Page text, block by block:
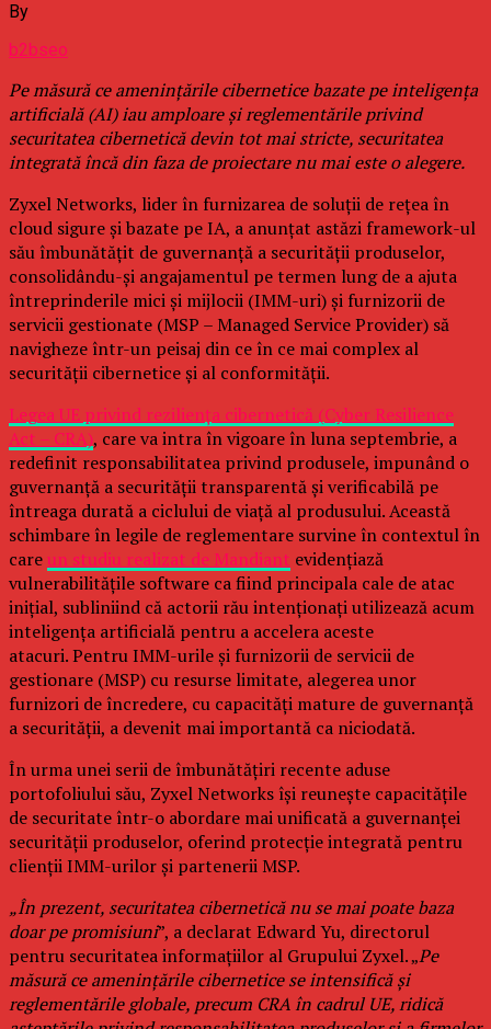
By
b2bseo
Pe măsură ce amenințările cibernetice bazate pe inteligența
artificială (AI) iau amploare și reglementările privind
securitatea cibernetică devin tot mai stricte, securitatea
integrată încă din faza de proiectare nu mai este o alegere.
Zyxel Networks, lider în furnizarea de soluții de rețea în
cloud sigure și bazate pe IA, a anunțat astăzi framework-ul
său îmbunătățit de guvernanță a securității produselor,
consolidându-și angajamentul pe termen lung de a ajuta
întreprinderile mici și mijlocii (IMM-uri) și furnizorii de
servicii gestionate (MSP – Managed Service Provider) să
navigheze într-un peisaj din ce în ce mai complex al
securității cibernetice și al conformității.
Legea UE privind reziliența cibernetică (Cyber Resilience
Act – CRA), care va intra în vigoare în luna septembrie, a
redefinit responsabilitatea privind produsele, impunând o
guvernanță a securității transparentă și verificabilă pe
întreaga durată a ciclului de viață al produsului. Această
schimbare în legile de reglementare survine în contextul în
careun studiu realizat de Mandiant evidențiază
vulnerabilitățile software ca fiind principala cale de atac
inițial, subliniind că actorii rău intenționați utilizează acum
inteligența artificială pentru a accelera aceste
atacuri. Pentru IMM-urile și furnizorii de servicii de
gestionare (MSP) cu resurse limitate, alegerea unor
furnizori de încredere, cu capacități mature de guvernanță
a securității, a devenit mai importantă ca niciodată.
În urma unei serii de îmbunătățiri recente aduse
portofoliului său, Zyxel Networks își reunește capacitățile
de securitate într-o abordare mai unificată a guvernanței
securității produselor, oferind protecție integrată pentru
clienții IMM-urilor și partenerii MSP.
„În prezent, securitatea cibernetică nu se mai poate baza
doar pe promisiuni”, a declarat Edward Yu, directorul
pentru securitatea informațiilor al Grupului Zyxel. „Pe
măsură ce amenințările cibernetice se intensifică și
reglementările globale, precum CRA în cadrul UE, ridică